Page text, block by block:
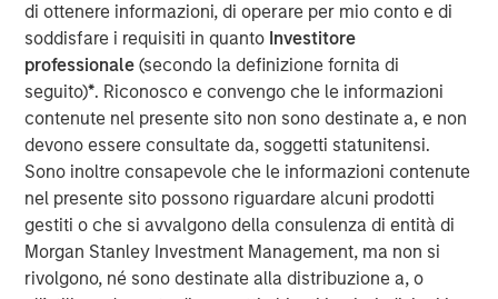
di ottenere informazioni, di operare per mio conto e di
soddisfare i requisiti in quanto Investitore
professionale(secondo la definizione fornita di
seguito)*. Riconosco e convengo che le informazioni
contenute nel presente sito non sono destinate a, e non
devono essere consultate da, soggetti statunitensi.
Sono inoltre consapevole che le informazioni contenute
nel presente sito possono riguardare alcuni prodotti
gestiti o che si avvalgono della consulenza di entità di
Morgan Stanley Investment Management, ma non si
rivolgono, né sono destinate alla distribuzione a, o
Head of Morgan Stanley Capital Partners (MSCP), Aaron
Sack, joined Churchill’s Private Capital Call podcast with
host Randy Schwimmer to share his insights on the
evolving private equity landscape. He discusses how
MSCP drives operational value, partners with founders,
and empowers small and midsize businesses to thrive in
a crowded market. He also reflects on his 30 years of
experience in the industry and offers key guidance for
young professionals looking to establish their own private
equity careers.